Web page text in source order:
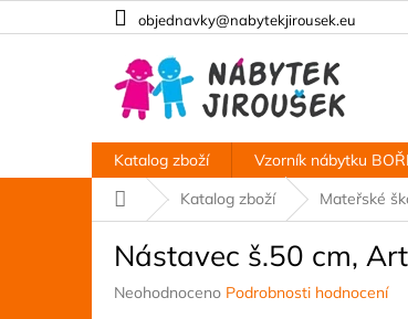
na
objednavky@nabytekjirousek.eu
Katalog zboží Vzorník nábytku
Domů
Katalog zboží Mateřské
Nástavec š.50 cm,
Průměrné
Neohodnoceno Podrobnosti hodnocení